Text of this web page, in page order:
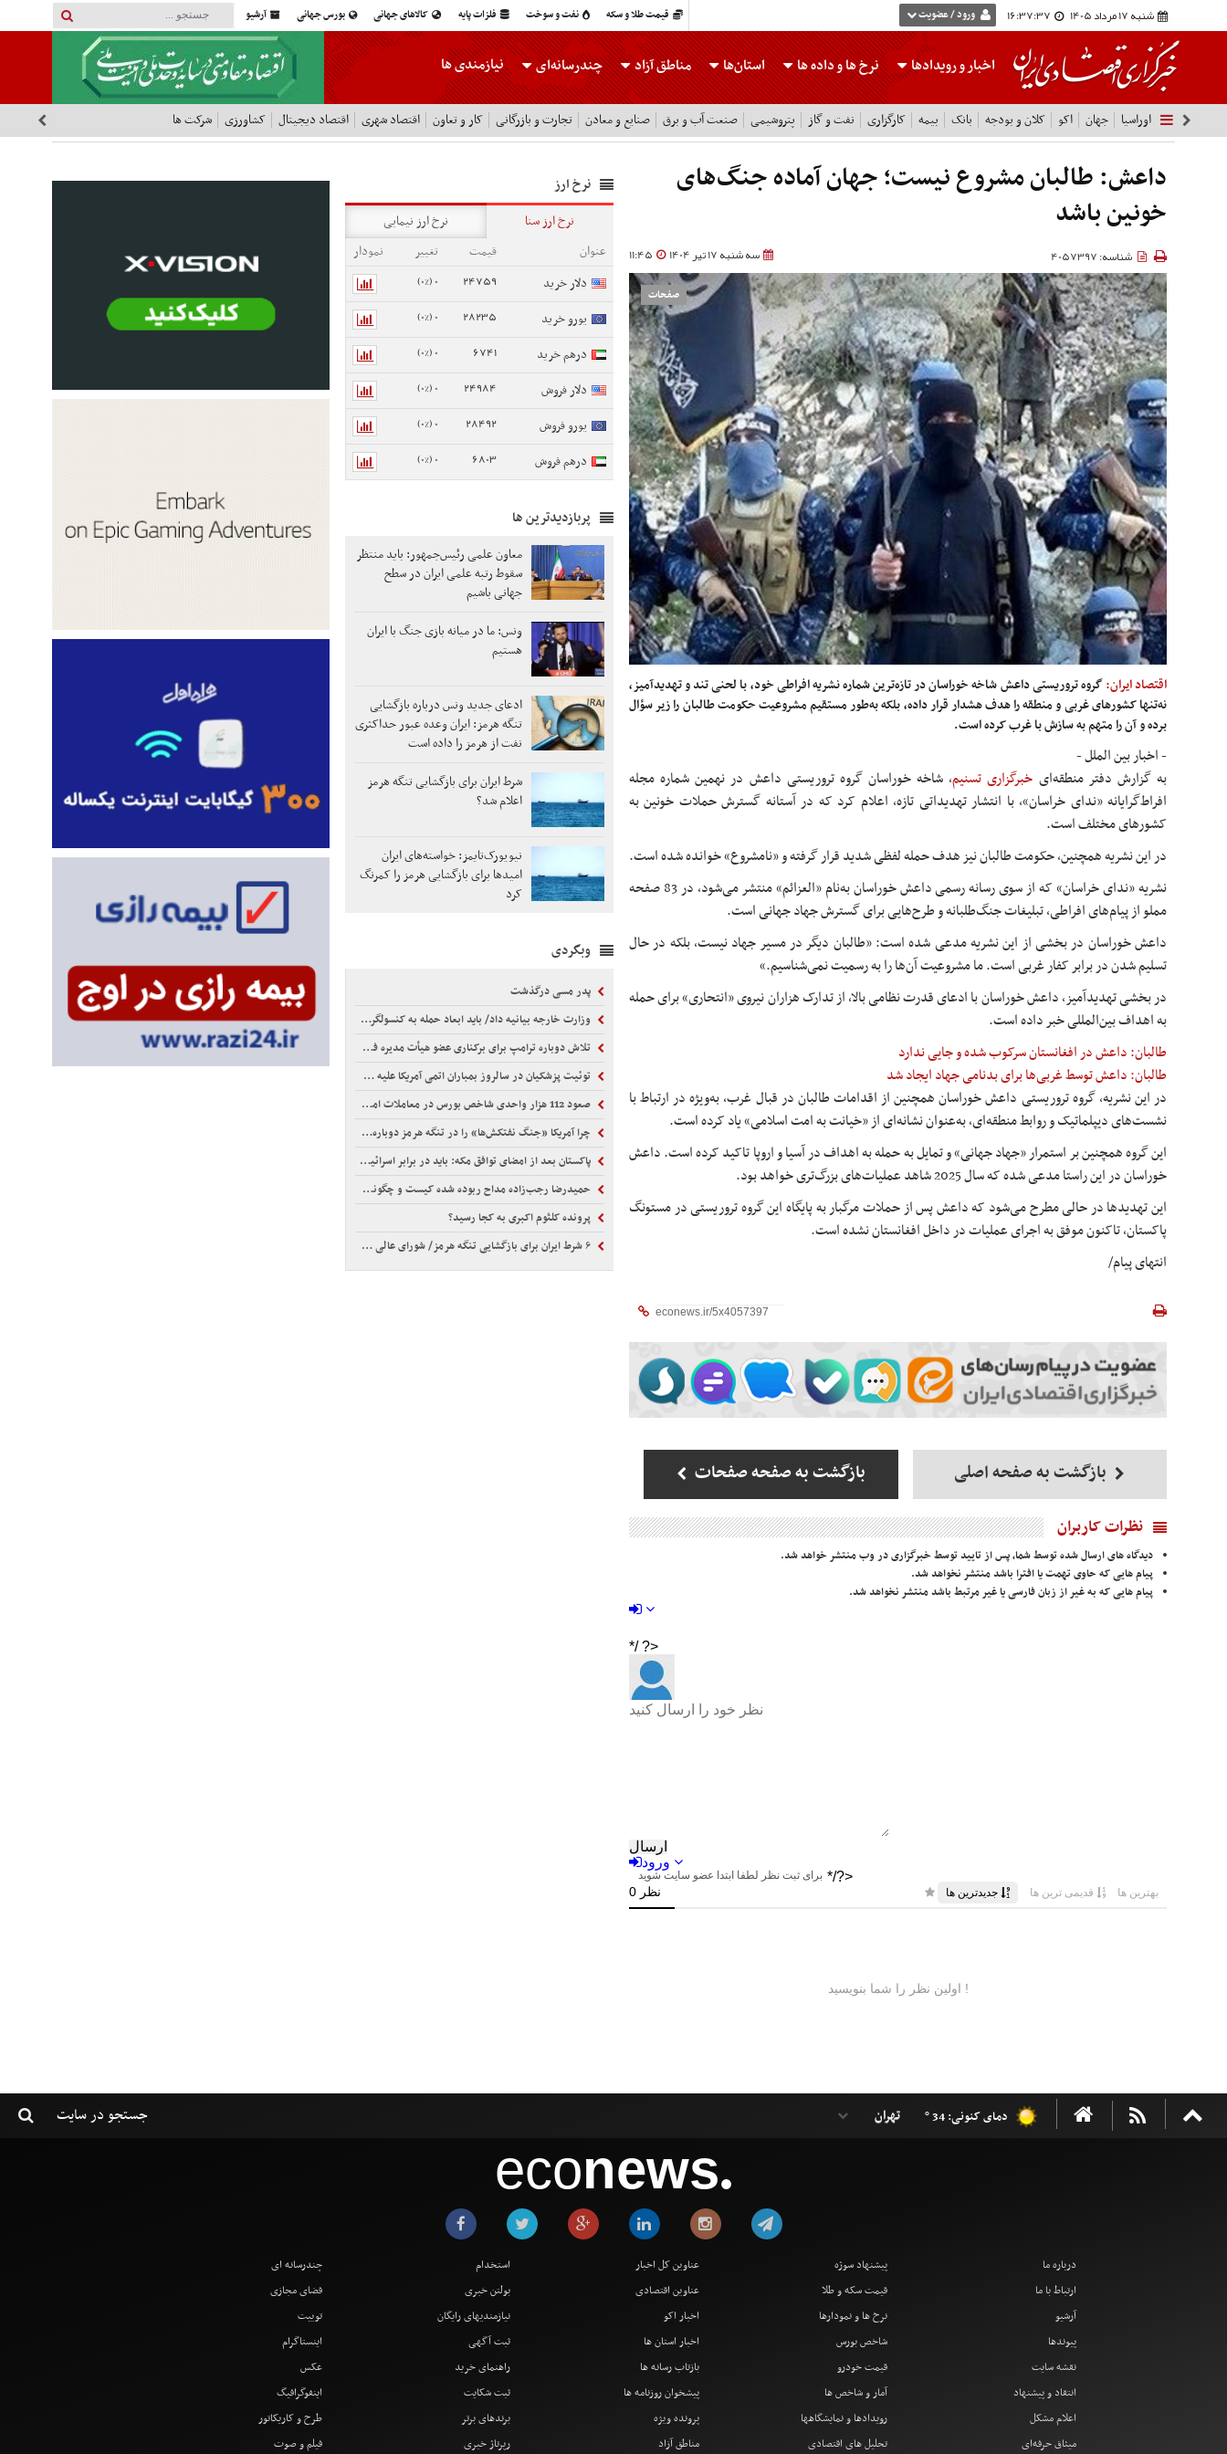
قیمت طلا و سکه نفت و سوخت فلزات پایه کالاهای جهانی بورس جهانی آرشیو شنبه 17 مرداد 1405 16:37:38 ورود / عضویت
اخبار و رویدادها نرخ هاو داده ها استان‌ها مناطق آزاد چندرسانه‌ای نیازمندی ها
اوراسیا جهان اکو کلان و بودجه بانک بیمه کارگزاری نفت و گاز پتروشیمی صنعت آب و برق صنایع و معادن تجارت و بازرگانی کار و تعاون اقتصاد شهری اقتصاد دیجیتال کشاورزی شرکت ها
داعش: طالبان مشروع نیست؛ جهان آماده جنگ‌های
خونین باشد
سه شنبه 17 تیر 1404 11:45 شناسه: 4057397
صفحات
اقتصاد ایران:گروه تروریستی داعش شاخه خوراسان در تازه‌ترین شماره نشریه افراطی خود، با لحنی تند و تهدیدآمیز،
نه‌تنها کشورهای غربی و منطقه را هدف هشدار قرار داده، بلکه به‌طور مستقیم مشروعیت حکومت طالبان را زیر سؤال
برده و آن را متهم به سازش با غرب کرده است.
- اخبار بین الملل -
به گزارش دفتر منطقه‌ای خبرگزاری تسنیم، شاخه خوراسان گروه تروریستی داعش در نهمین شماره مجله
افراط‌گرایانه «ندای خراسان»، با انتشار تهدیداتی تازه، اعلام کرد که در آستانه گسترش حملات خونین به
کشورهای مختلف است.
در این نشریه همچنین، حکومت طالبان نیز هدف حمله لفظی شدید قرار گرفته و «نامشروع» خوانده شده است.
نشریه «ندای خراسان» که از سوی رسانه رسمی داعش خوراسان به‌نام «العزائم» منتشر می‌شود، در 83 صفحه
مملو از پیام‌های افراطی، تبلیغات جنگ‌طلبانه و طرح‌هایی برای گسترش جهاد جهانی است.
داعش خوراسان در بخشی از این نشریه مدعی شده است: «طالبان دیگر در مسیر جهاد نیست، بلکه در حال
تسلیم شدن در برابر کفار غربی است. ما مشروعیت آن‌ها را به رسمیت نمی‌شناسیم.»
در بخشی تهدیدآمیز، داعش خوراسان با ادعای قدرت نظامی بالا، از تدارک هزاران نیروی «انتحاری» برای حمله
به اهداف بین‌المللی خبر داده است.
طالبان: داعش در افغانستان سرکوب شده و جایی ندارد
طالبان: داعش توسط غربی‌ها برای بدنامی جهاد ایجاد شد
در این نشریه، گروه تروریستی داعش خوراسان همچنین از اقدامات طالبان در قبال غرب، به‌ویژه در ارتباط با
نشست‌های دیپلماتیک و روابط منطقه‌ای، به‌عنوان نشانه‌ای از «خیانت به امت اسلامی» یاد کرده است.
این گروه همچنین بر استمرار «جهاد جهانی» و تمایل به حمله به اهداف در آسیا و اروپا تاکید کرده است. داعش
خوراسان در این راستا مدعی شده که سال 2025 شاهد عملیات‌های بزرگ‌تری خواهد بود.
این تهدیدها در حالی مطرح می‌شود که داعش پس از حملات مرگبار به پایگاه این گروه تروریستی در مستونگ
پاکستان، تاکنون موفق به اجرای عملیات در داخل افغانستان نشده است.
انتهای پیام/
بازگشت به صفحه اصلی بازگشت به صفحه صفحات
نظرات کاربران
دیدگاه های ارسال شده توسط شما، پس از تایید توسط خبرگزاری در وب منتشر خواهد شد.
پیام هایی که حاوی تهمت یا افترا باشد منتشر نخواهد شد.
پیام هایی که به غیر از زبان فارسی یا غیر مرتبط باشد منتشر نخواهد شد.
نرخ ارز
نرخ ارز سنا
نرخ ارز نیمایی
عنوان
قیمت تغییر
نمودار
دلار خرید
24759
0 (0%)
یورو خرید 28235
0 (0%)
درهم خرید 6741
0 (0%)
دلار فروش 24984
0 (0%)
یورو فروش 28492
0 (0%)
درهم فروش 6803
0 (0%)
پربازدیدترین ها
معاون علمی رئیس‌جمهور: باید منتظر
سقوط رتبه علمی ایران در سطح
جهانی باشیم
ونس: ما در میانه بازی جنگ با ایران
هستیم
ادعای جدید ونس درباره بازگشایی
تنگه هرمز: ایران وعده عبور حداکثری
نفت از هرمز را داده است
شرط ایران برای بازگشایی تنگه هرمز
اعلام شد؟
نیویورک‌تایمز: خواسته‌های ایران
امیدها برای بازگشایی هرمز را کمرنگ
کرد
وبگردی
پدر مسی درگذشت
وزارت خارجه بیانیه داد/ باید ابعاد حمله به کنسولگری ایران در مزار شریف روشن شود
تلاش دوباره ترامپ برای برکناری عضو هیأت‌ مدیره فدرال رزرو
توئیت پزشکیان در سالروز بمباران اتمی آمریکا علیه هیروشیما و ناگازاکی/ هرگز دوباره
صعود 112 هزار واحدی شاخص بورس در معاملات امروز
چرا آمریکا «جنگ نفتکش‌ها» را در تنگه هرمز دوباره اجرا نمی‌کند؟ | نشنال اینترست: ایران امروز آمادگی بیشتری برای جنگ در خلیج‌فارس دارد
پاکستان بعد از امضای توافق مکه: باید در برابر اسرائیل متحد شویم
حمیدرضا رجب‌زاده مداح ربوده شده کیست و چگونه به قتل رسید؟
پرونده کلثوم اکبری به کجا رسید؟
دمای کنونی: 34 °
econews●
درباره ما
ارتباط با ما
آرشیو
پیوندها
نقشه سایت
انتقاد و پیشنهاد
اعلام مشکل
میثاق حرفه‌ای
پیشنهاد سوژه
قیمت سکه و طلا
نرخ ها و نمودارها
شاخص بورس
قیمت خودرو
آمار و شاخص ها
رویدادها و نمایشگاهها
تحلیل های اقتصادی
عناوین کل اخبار
عناوین اقتصادی
اخبار اکو
اخبار استان ها
بازتاب رسانه ها
پیشخوان روزنامه ها
پرونده ویژه
مناطق آزاد
استخدام
بولتن خبری
نیازمندیهای رایگان
ثبت آگهی
راهنمای خرید
ثبت شکایت
برندهای برتر
رپرتاژ خبری
چندرسانه ای
فضای مجازی
توییت
اینستاگرام
عکس
اینفوگرافیگ
طرح و کاریکاتور
فیلم و صوت